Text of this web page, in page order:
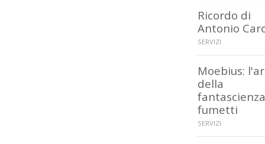
Ricordo di
Antonio
SERVIZI
Moebius:
della
fumetti
SERVIZI